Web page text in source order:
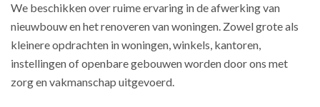
We beschikken over ruime ervaring in de afwerking van
nieuwbouw en het renoveren van woningen. Zowel grote als
kleinere opdrachten in woningen, winkels, kantoren,
instellingen of openbare gebouwen worden door ons met
zorg en vakmanschap uitgevoerd.